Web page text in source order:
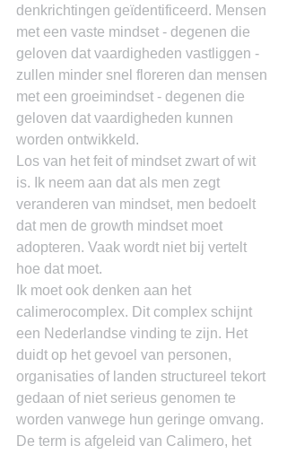
denkrichtingen geïdentificeerd. Mensen
met een vaste mindset - degenen die
geloven dat vaardigheden vastliggen -
zullen minder snel floreren dan mensen
met een groeimindset - degenen die
geloven dat vaardigheden kunnen
worden ontwikkeld.
Los van het feit of mindset zwart of wit
is. Ik neem aan dat als men zegt
veranderen van mindset, men bedoelt
dat men de growth mindset moet
adopteren. Vaak wordt niet bij vertelt
hoe dat moet.
Ik moet ook denken aan het
calimerocomplex. Dit complex schijnt
een Nederlandse vinding te zijn. Het
duidt op het gevoel van personen,
organisaties of landen structureel tekort
gedaan of niet serieus genomen te
worden vanwege hun geringe omvang.
De term is afgeleid van Calimero, het